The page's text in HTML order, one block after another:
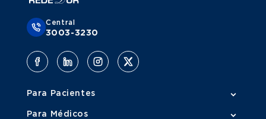
Central
3003-3230
Para Pacientes
Para Médicos